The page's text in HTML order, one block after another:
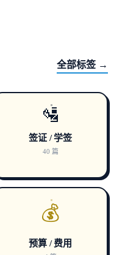
全部标签 →
🛂
签证 / 学签
40 篇
💰
预算 / 费用